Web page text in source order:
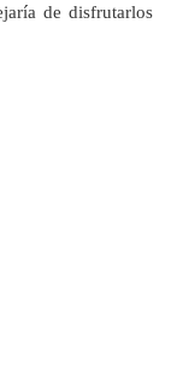
de disfrutarlos